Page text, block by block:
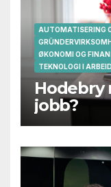
AUTOMATISERING
ØKONOMI OG
TEKNOLOGI I
Hodebry
jobb?